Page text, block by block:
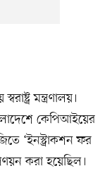
মন্ত্রণালয়।
কেপিআইয়ের
‘ইনস্ট্রাকশন ফর
করা হয়েছিল।